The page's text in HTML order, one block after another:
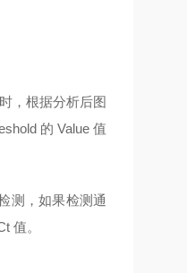
，根据分析后图
的 Value 值
测，如果检测通
值。